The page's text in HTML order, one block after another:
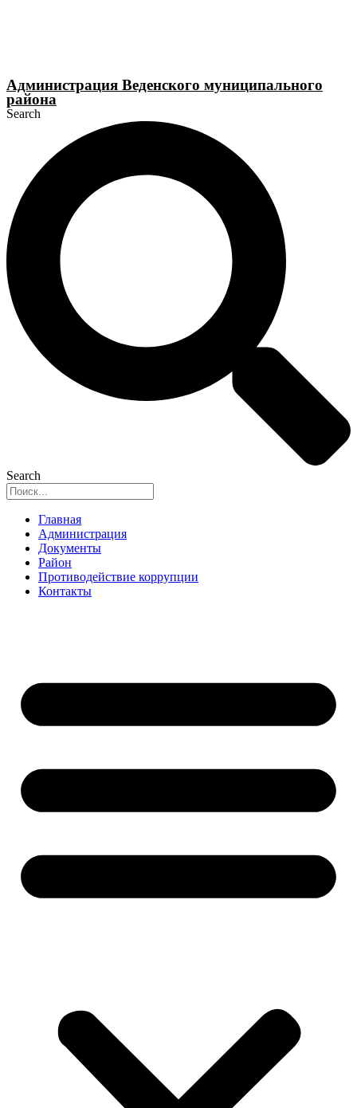
Администрация Веденского муниципального
района
Search
Search
Главная
Администрация
Документы
Район
Противодействие коррупции
Контакты